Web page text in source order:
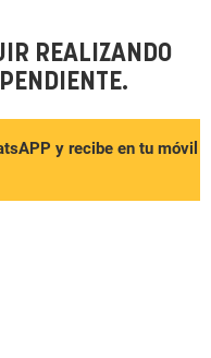
REALIZANDO
y recibe en tu móvil